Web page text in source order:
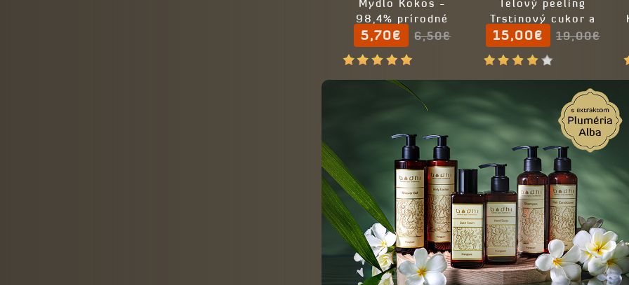
Mydlo Kokos -
98,4% prírodné
5,70€ 6,50€
Telový peeling
Trstinový cukor a
kokosový orech -
98% prírodný
15,00€ 19,00€